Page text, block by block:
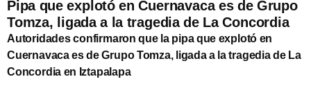
Pipa que explotó en Cuernavaca es de Grupo
Tomza, ligada a la tragedia de La Concordia
Autoridades confirmaron que la pipa que explotó en
Cuernavaca es de Grupo Tomza, ligada a la tragedia de La
Concordia en Iztapalapa